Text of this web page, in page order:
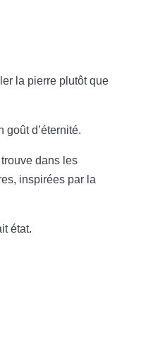
la pierre plutôt que
d’éternité.
trouve dans les
inspirées par la
état.